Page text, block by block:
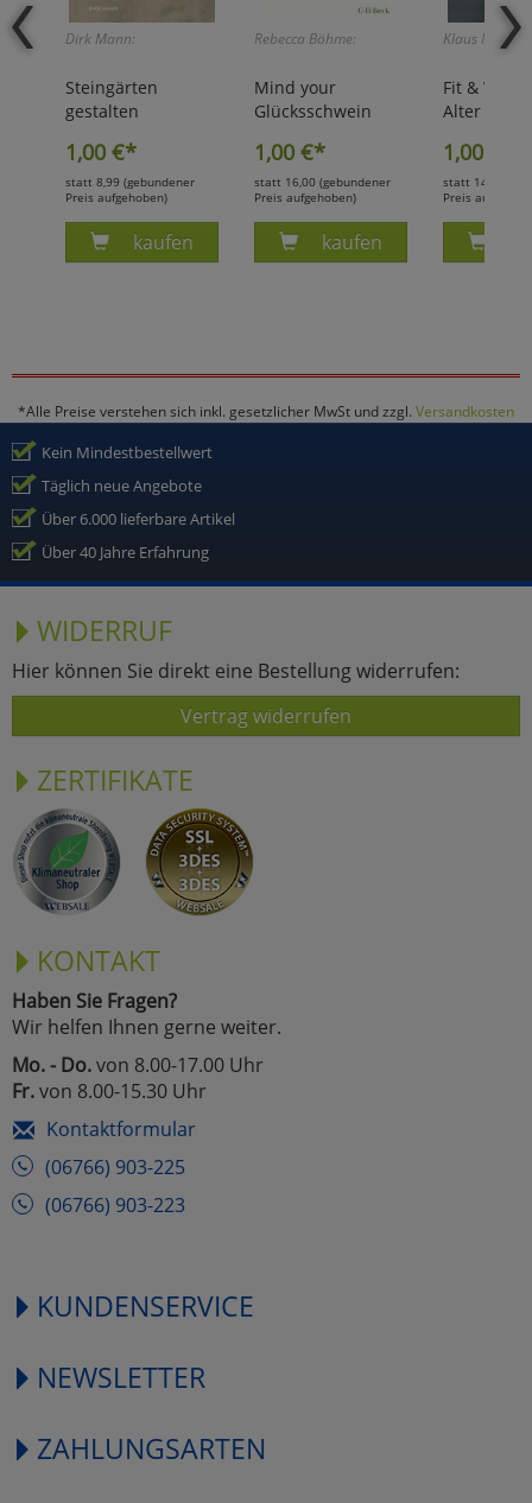
Dirk Mann:
Steingärten
gestalten
1,00 €*
statt 8,99 (gebundener
Preis aufgehoben)
Produkt STEINGÄRTEN GESTALTEN - DIRK
kaufen
Rebecca Böhme:
Mind your
Glücksschwein
1,00 €*
statt 16,00 (gebundener
Preis aufgehoben)
Produkt MIND YOUR
kaufen
Klaus
Fit & Vital
Alter
1,00
statt 14,95
Preis
*Alle Preise verstehen sich inkl. gesetzlicher MwSt und zzgl. Versandkosten
Kein Mindestbestellwert
Täglich neue Angebote
Über 6.000 lieferbare Artikel
Über 40 Jahre Erfahrung
WIDERRUF
Hier können Sie direkt eine Bestellung widerrufen:
Vertrag widerrufen
ZERTIFIKATE
KONTAKT
Haben Sie Fragen?
Wir helfen Ihnen gerne weiter.
Mo. - Do.von 8.00-17.00 Uhr
Fr.von 8.00-15.30 Uhr
Kontaktformular
(06766) 903-225
(06766) 903-223
KUNDENSERVICE
NEWSLETTER
ZAHLUNGSARTEN